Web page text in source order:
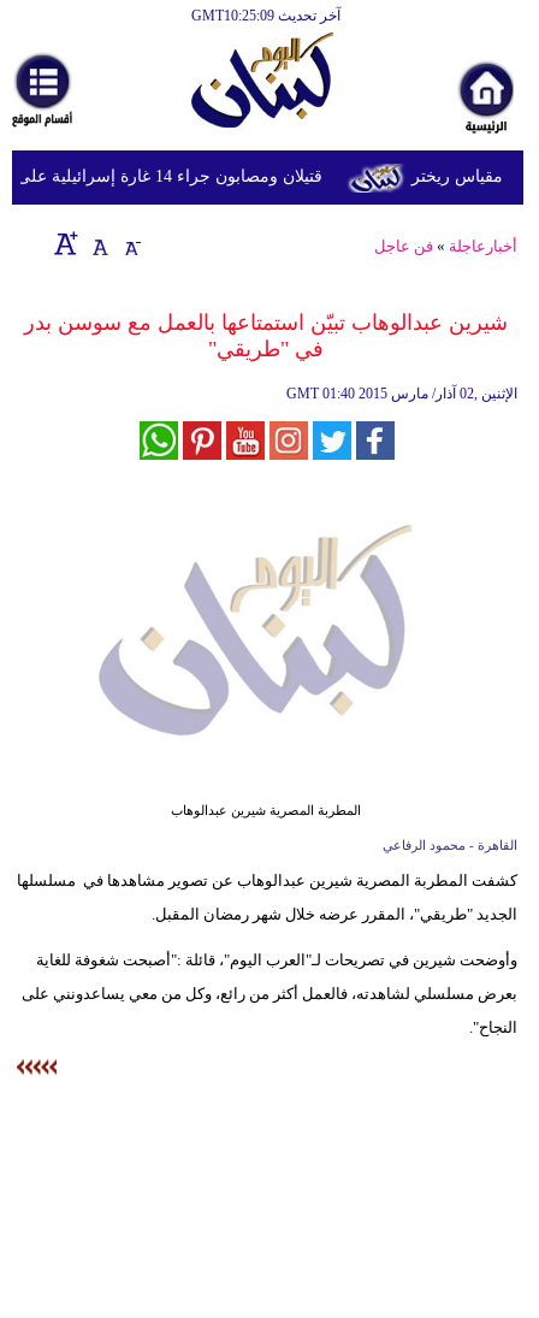
آخر تحديث GMT10:25:09
أخبارعاجلة
رياضة
ثقافة
إقتصاد
وموسيقى
أزياء
علوم
وتكنولوجيا
قتيلان ومصابون جراء 14 غارة إسرائيلية على شرق وجنوب لبنان
أخبارعاجلة »فن عاجل
شيرين عبدالوهاب تبيّن استمتاعها بالعمل مع سوسن بدر
في "طريقي"
GMT 01:40 2015 الإثنين ,02 آذار/ مارس
المطربة المصرية شيرين عبدالوهاب
القاهرة - محمود الرفاعي
كشفت المطربة المصرية شيرين عبدالوهاب عن تصوير مشاهدها في مسلسلها
الجديد "طريقي"، المقرر عرضه خلال شهر رمضان المقبل.
وأوضحت شيرين في تصريحات لـ"العرب اليوم"، قائلة :"أصبحت شغوفة للغاية
بعرض مسلسلي لشاهدته، فالعمل أكثر من رائع، وكل من معي يساعدونني على
النجاح".